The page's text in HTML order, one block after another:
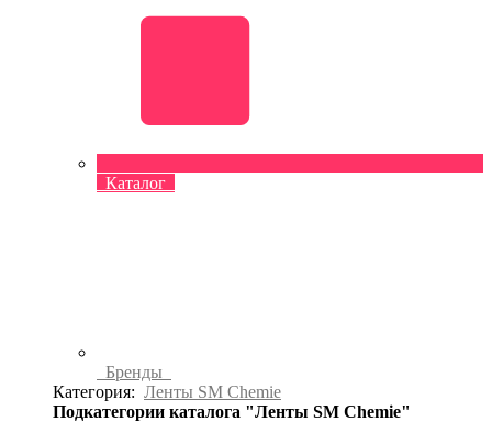
Каталог
Бренды
Категория: Ленты SM Chemie
Подкатегории каталога "Ленты SM Chemie"